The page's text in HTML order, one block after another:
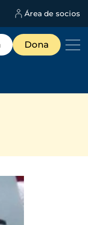
Área de socios
Dona